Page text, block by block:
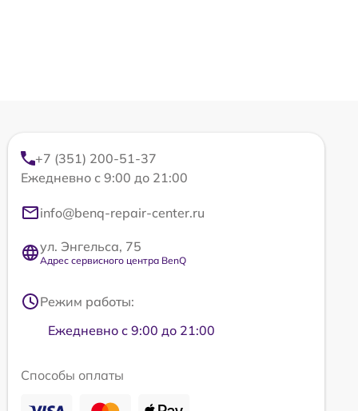
+7 (351) 200-51-37
Ежедневно с 9:00 до 21:00
info@benq-repair-center.ru
ул. Энгельса, 75
Адрес сервисного центра BenQ
Режим работы:
Ежедневно с 9:00 до 21:00
Способы оплаты